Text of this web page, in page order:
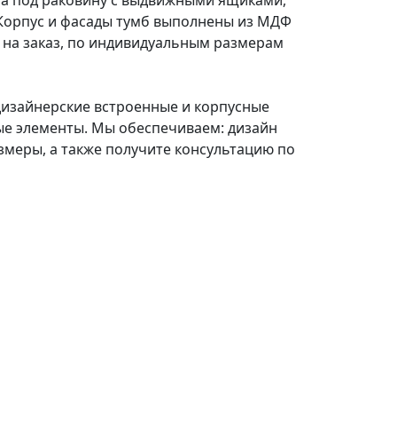
и фасады тумб выполнены из МДФ
заказ, по индивидуальным размерам
встроенные и корпусные
элементы. Мы обеспечиваем: дизайн
а также получите консультацию по